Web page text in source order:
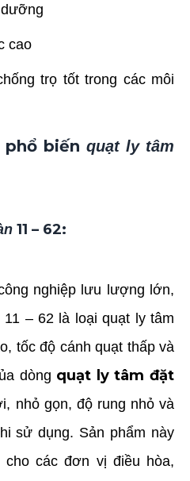
cao
trọ tốt trong các môi
biến quạt ly tâm
11 – 62:
nghiệp lưu lượng lớn,
11 – 62 là loại quạt ly tâm
tốc độ cánh quạt thấp và
dòng quạt ly tâm đặt
nhỏ gọn, độ rung nhỏ và
sử dụng. Sản phẩm này
các đơn vị điều hòa,